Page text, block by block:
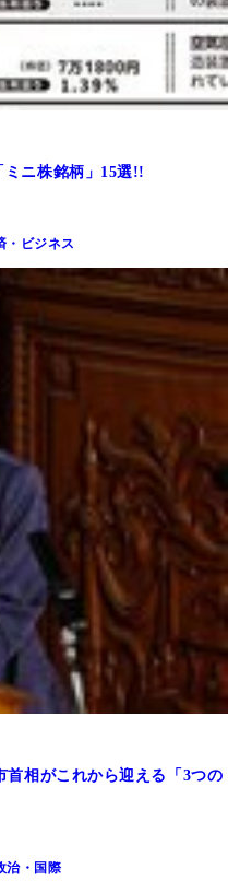
ニ株銘柄」15選!!
・ビジネス
相がこれから迎える「3つの
治・国際